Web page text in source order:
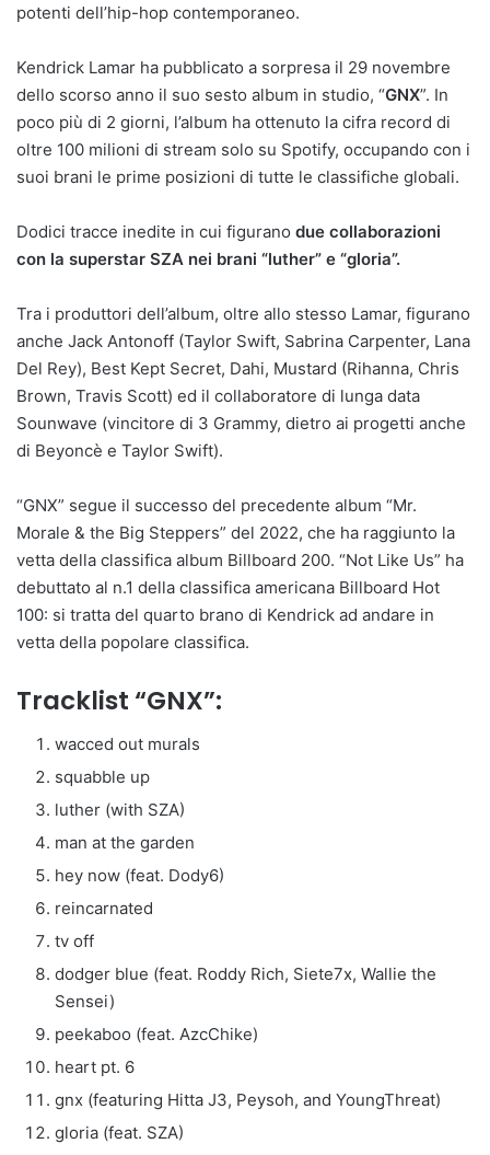
potenti dell’hip-hop contemporaneo.
Kendrick Lamar ha pubblicato a sorpresa il 29 novembre
dello scorso anno il suo sesto album in studio, “GNX”. In
poco più di 2 giorni, l’album ha ottenuto la cifra record di
oltre 100 milioni di stream solo su Spotify, occupando con i
suoi brani le prime posizioni di tutte le classifiche globali.
Dodici tracce inedite in cui figurano due collaborazioni
con la superstar SZA nei brani “luther” e “gloria”.
Tra i produttori dell’album, oltre allo stesso Lamar, figurano
anche Jack Antonoff (Taylor Swift, Sabrina Carpenter, Lana
Del Rey), Best Kept Secret, Dahi, Mustard (Rihanna, Chris
Brown, Travis Scott) ed il collaboratore di lunga data
Sounwave (vincitore di 3 Grammy, dietro ai progetti anche
di Beyoncè e Taylor Swift).
“GNX” segue il successo del precedente album “Mr.
Morale & the Big Steppers” del 2022, che ha raggiunto la
vetta della classifica album Billboard 200. “Not Like Us” ha
debuttato al n.1 della classifica americana Billboard Hot
100: si tratta del quarto brano di Kendrick ad andare in
vetta della popolare classifica.
Tracklist “GNX”:
wacced out murals
squabble up
luther (with SZA)
man at the garden
hey now (feat. Dody6)
reincarnated
tv off
dodger blue (feat. Roddy Rich, Siete7x, Wallie the
Sensei)
peekaboo (feat. AzcChike)
heart pt. 6
gnx (featuring Hitta J3, Peysoh, and YoungThreat)
gloria (feat. SZA)